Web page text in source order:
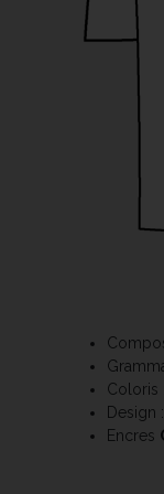
Coloris
Design
Encres